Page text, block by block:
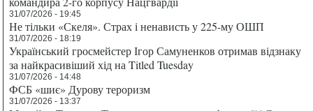
31/07/2026 - 19:45
Не тільки «Скеля». Страх і ненависть у 225-му ОШП
31/07/2026 - 18:19
Український гросмейстер Ігор Самуненков отримав відзнаку
за найкрасивіший хід на Titled Tuesday
31/07/2026 - 14:48
ФСБ «шиє» Дурову тероризм
31/07/2026 - 13:37